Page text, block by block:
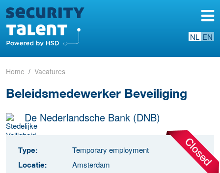
NL EN
Home Vacatures
Beleidsmedewerker Beveiliging
De Nederlandsche Bank (DNB)
Type: Temporary employment
Locatie: Amsterdam